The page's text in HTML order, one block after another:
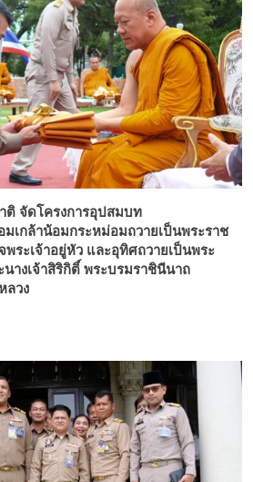
ติ จัดโครงการอุปสมบท
มเกล้าน้อมกระหม่อมถวายเป็นพระราช
ระเจ้าอยู่หัว และอุทิศถวายเป็นพระ
างเจ้าสิริกิติ์ พระบรมราชินีนาถ
ลวง